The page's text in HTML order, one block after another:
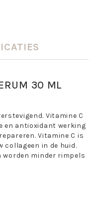
30 ML
Vitamine C
en antioxidant werking
Vitamine C is
collageen in de huid.
worden minder rimpels
Het is een sterk